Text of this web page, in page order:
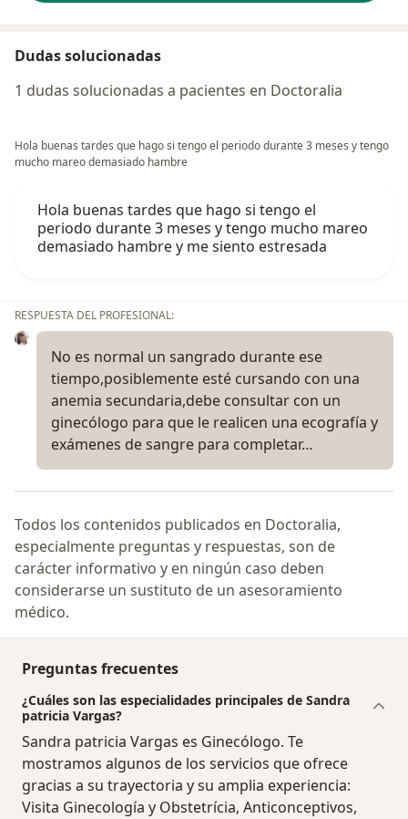
Dudas solucionadas
1 dudas solucionadas a pacientes en Doctoralia
Hola buenas tardes que hago si tengo el periodo durante 3 meses y tengo
mucho mareo demasiado hambre
Hola buenas tardes que hago si tengo el
periodo durante 3 meses y tengo mucho mareo
demasiado hambre y me siento estresada
RESPUESTA DEL PROFESIONAL:
No es normal un sangrado durante ese
tiempo,posiblemente esté cursando con una
anemia secundaria,debe consultar con un
ginecólogo para que le realicen una ecografía y
exámenes de sangre para completar…
Todos los contenidos publicados en Doctoralia,
especialmente preguntas y respuestas, son de
carácter informativo y en ningún caso deben
considerarse un sustituto de un asesoramiento
médico.
Preguntas frecuentes
¿Cuáles son las especialidades principales de Sandra
patricia Vargas?
Sandra patricia Vargas es Ginecólogo. Te
mostramos algunos de los servicios que ofrece
gracias a su trayectoria y su amplia experiencia:
Visita Ginecología y Obstetrícia, Anticonceptivos,